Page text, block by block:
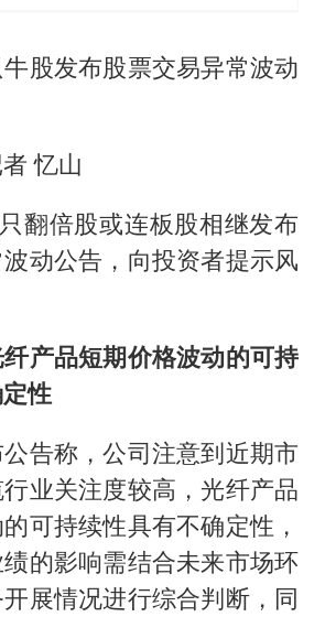
泰国校园枪击事件已致8死30余伤
习近平心系体育强国建设
牛股发布股票交易异常波动
忆山
翻倍股或连板股相继发布
动公告，向投资者提示风
产品短期价格波动的可持
性
告称，公司注意到近期市
业关注度较高，光纤产品
可持续性具有不确定性，
的影响需结合未来市场环
展情况进行综合判断，同